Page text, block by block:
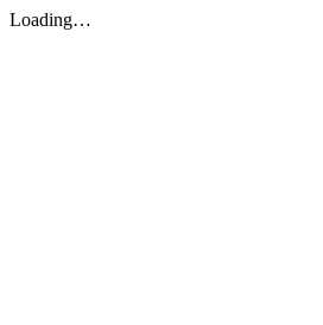
Loading…